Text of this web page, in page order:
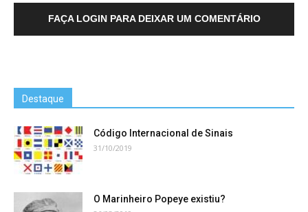
FAÇA LOGIN PARA DEIXAR UM COMENTÁRIO
Destaque
Código Internacional de Sinais
31/10/2019
O Marinheiro Popeye existiu?